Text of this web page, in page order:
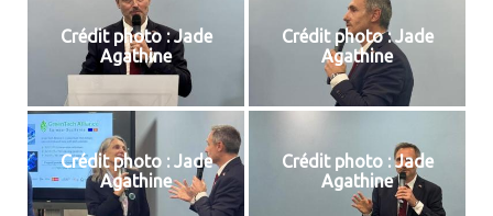
Crédit photo : Jade
Agathine
Crédit photo : Jade
Agathine
Crédit photo : Jade
Agathine
Crédit photo : Jade
Agathine